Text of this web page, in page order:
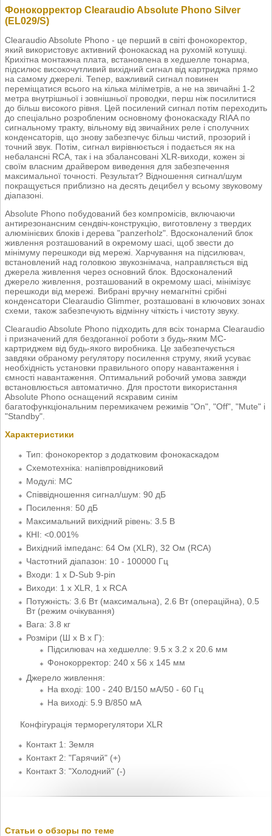
Фонокорректор Clearaudio Absolute Phono Silver
(EL029/S)
Clearaudio Absolute Phono - це перший в світі фонокоректор,
який використовує активний фонокаскад на рухомій котушці.
Крихітна монтажна плата, встановлена в хедшелле тонарма,
підсилює високочутливий вихідний сигнал від картриджа прямо
на самому джерелі. Тепер, важливий сигнал повинен
переміщатися всього на кілька міліметрів, а не на звичайні 1-2
метра внутрішньої і зовнішньої проводки, перш ніж посилитися
до більш високого рівня. Цей посилений сигнал потім переходить
до спеціально розробленим основному фонокаскаду RIAA по
сигнальному тракту, вільному від звичайних реле і сполучних
конденсаторів, що знову забезпечує більш чистий, прозорий і
точний звук. Потім, сигнал вирівнюється і подається як на
небалансні RCA, так і на збалансовані XLR-виходи, кожен зі
своїм власним драйвером виведення для забезпечення
максимальної точності. Результат? Відношення сигнал/шум
покращується приблизно на десять децибел у всьому звуковому
діапазоні.
Absolute Phono побудований без компромісів, включаючи
антирезонансним сендвіч-конструкцію, виготовлену з твердих
алюмінієвих блоків і дерева "panzerholz". Вдосконалений блок
живлення розташований в окремому шасі, щоб звести до
мінімуму перешкоди від мережі. Харчування на підсилювач,
встановлений над головкою звукознімача, направляється від
джерела живлення через основний блок. Вдосконалений
джерело живлення, розташований в окремому шасі, мінімізує
перешкоди від мережі. Вибрані вручну немагнітні срібні
конденсатори Clearaudio Glimmer, розташовані в ключових зонах
схеми, також забезпечують відмінну чіткість і чистоту звуку.
Clearaudio Absolute Phono підходить для всіх тонарма Clearaudio
і призначений для бездоганної роботи з будь-яким MC-
картриджем від будь-якого виробника. Це забезпечується
завдяки обраному регулятору посилення струму, який усуває
необхідність установки правильного опору навантаження і
ємності навантаження. Оптимальний робочий умова завжди
встановлюється автоматично. Для простоти використання
Absolute Phono оснащений яскравим синім
багатофункціональним перемикачем режимів "On", "Off", "Mute" і
"Standby".
Характеристики
Тип: фонокоректор з додатковим фонокаскадом
Схемотехніка: напівпровідниковий
Модулі: МС
Співвідношення сигнал/шум: 90 дБ
Посилення: 50 дБ
Максимальний вихідний рівень: 3.5 В
КНІ: <0.001%
Вихідний імпеданс: 64 Ом (XLR), 32 Ом (RCA)
Частотний діапазон: 10 - 100000 Гц
Входи: 1 х D-Sub 9-pin
Виходи: 1 х XLR, 1 x RCA
Потужність: 3.6 Вт (максимальна), 2.6 Вт (операційна), 0.5
Вт (режим очікування)
Вага: 3.8 кг
Розміри (Ш х В х Г):
Підсилювач на хедшелле: 9.5 x 3.2 x 20.6 мм
Фонокорректор: 240 x 56 x 145 мм
Джерело живлення:
На вході: 100 - 240 В/150 мА/50 - 60 Гц
На виході: 5.9 В/850 мА
Конфігурація терморегулятори XLR
Контакт 1: Земля
Контакт 2: "Гарячий" (+)
Контакт 3: "Холодний" (-)
Статьи о обзоры по теме